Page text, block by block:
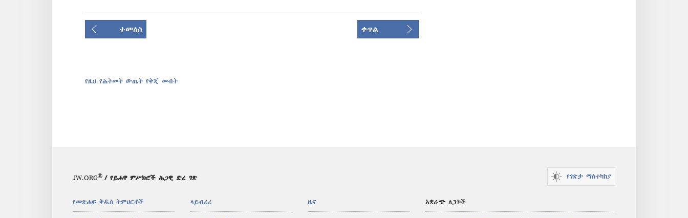
ተመለስ ቀጥል
የዚህ የሕትመት ውጤት የቅጂ መብት
JW.ORG® / የይሖዋ ምሥክሮች ሕጋዊ ድረ ገጽ የገጽታ ማስተካከያ
የመጽሐፍ ቅዱስ ትምህርቶች ላይብረሪ ዜና አቋራጭ ሊንኮች